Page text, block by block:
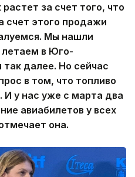
за счет того, что
счет этого продажи
Мы нашли
в Юго-
далее. Но сейчас
в том, что топливо
И у нас уже с марта два
авиабилетов у всех
она.